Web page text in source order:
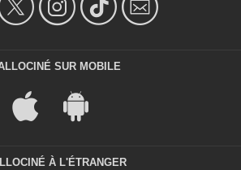
SUR MOBILE
À L'ÉTRANGER